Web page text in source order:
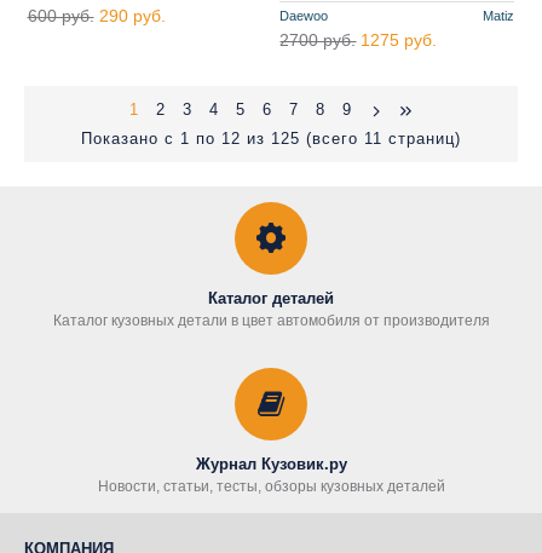
600 руб. 290 руб. Daewoo Matiz
2700 руб. 1275 руб.
1 2 3 4 5 6 7 8
9
Показано с 1 по 12 из 125 (всего 11 страниц)
Каталог деталей
Каталог кузовных детали в цвет автомобиля от производителя
Журнал Кузовик.ру
Новости, статьи, тесты, обзоры кузовных деталей
КОМПАНИЯ